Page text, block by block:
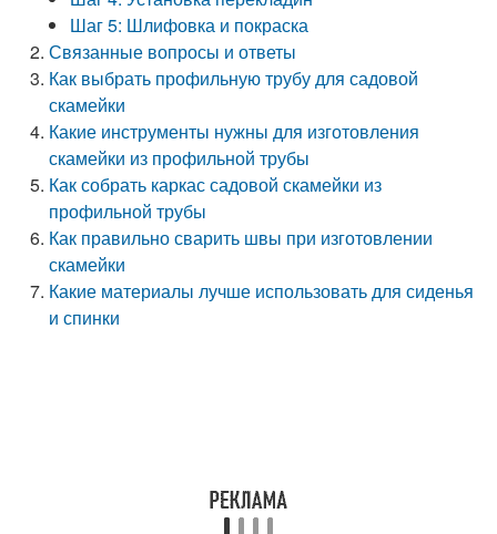
Шаг 5: Шлифовка и покраска
Связанные вопросы и ответы
Как выбрать профильную трубу для садовой
скамейки
Какие инструменты нужны для изготовления
скамейки из профильной трубы
Как собрать каркас садовой скамейки из
профильной трубы
Как правильно сварить швы при изготовлении
скамейки
Какие материалы лучше использовать для сиденья
и спинки